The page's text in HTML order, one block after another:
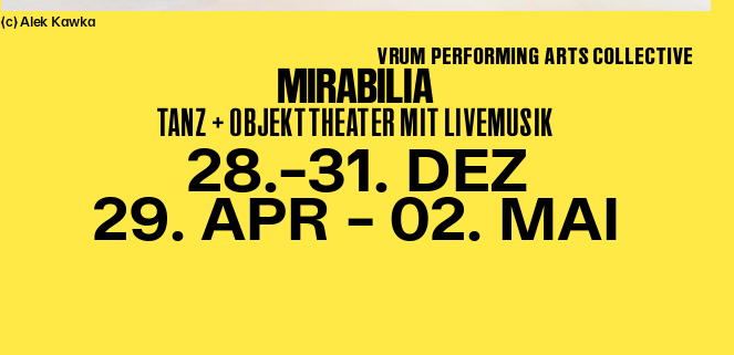
(c) Alek Kawka
VRUM PERFORMING ARTS COLLECTIVE
MIRABILIA
TANZ + OBJEKTTHEATER MIT LIVEMUSIK
28.–31. DEZ
29. APR – 02. MAI